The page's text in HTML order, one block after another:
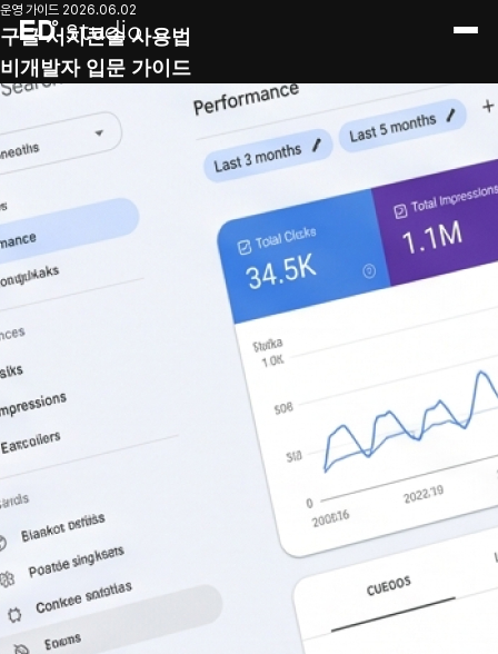
구글 서치콘솔로 내 홈페이지 상태 확인하는 법 — 비개발자용 입문 가이드
운영 가이드 2026.06.02
구글 서치콘솔 사용법
비개발자 입문 가이드